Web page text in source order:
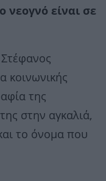
νεογνό είναι σε
κοινωνικής
της
στην αγκαλιά,
το όνομα που